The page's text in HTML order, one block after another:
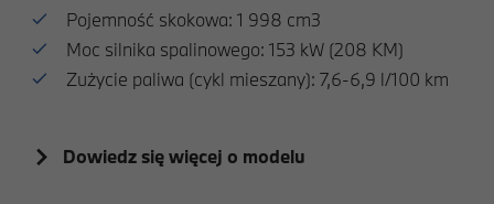
Pojemność skokowa: 1 998 cm3
Moc silnika spalinowego: 153 kW (208 KM)
Zużycie paliwa (cykl mieszany): 7,6-6,9 l/100 km
Dowiedz się więcej o modelu